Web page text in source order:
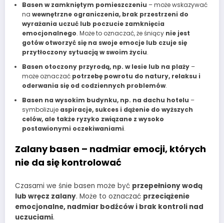
Basen w zamkniętym pomieszczeniu – może wskazywać
na wewnętrzne ograniczenia, brak przestrzeni do
wyrażania uczuć lub poczucie zamknięcia
emocjonalnego. Może to oznaczać, że śniący nie jest
gotów otworzyć się na swoje emocje lub czuje się
przytłoczony sytuacją w swoim życiu.
Basen otoczony przyrodą, np. w lesie lub na plaży–
może oznaczać potrzebę powrotu do natury, relaksu i
oderwania się od codziennych problemów.
Basen na wysokim budynku, np. na dachu hotelu –
symbolizuje aspiracje, sukces i dążenie do wyższych
celów, ale także ryzyko związane z wysoko
postawionymi oczekiwaniami.
Zalany basen – nadmiar emocji, których
nie da się kontrolować
Czasami we śnie basen może być przepełniony wodą
lub wręcz zalany. Może to oznaczać przeciążenie
emocjonalne, nadmiar bodźców i brak kontroli nad
uczuciami.